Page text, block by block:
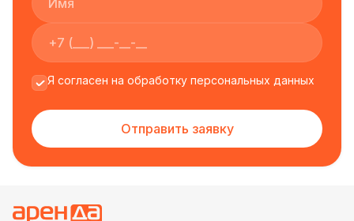
Я согласен на обработку персональных данных
Отправить заявку